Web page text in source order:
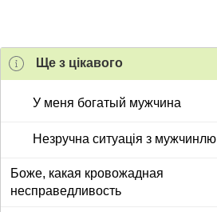
Ще з цiкавого
У меня богатый мужчина
Незручна ситуація з мужчинлю
Боже, какая кровожадная
несправедливость